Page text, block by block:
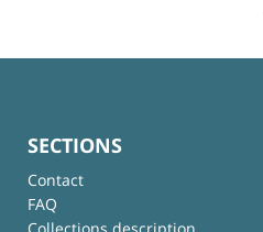
SECTIONS
Contact
FAQ